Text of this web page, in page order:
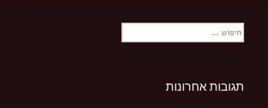
ח
י
:תגובות אחרונות